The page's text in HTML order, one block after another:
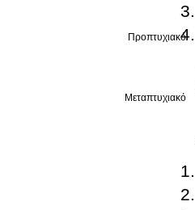
Προπτυχιακό
Μεταπτυχιακό